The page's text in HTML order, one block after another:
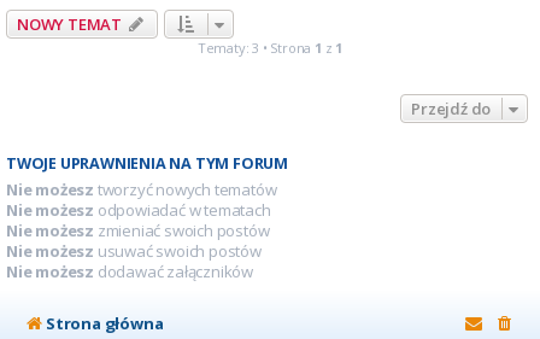
NOWY TEMAT
Tematy: 3 • Strona 1 z 1
Przejdź do
TWOJE UPRAWNIENIA NA TYM FORUM
Nie możesz tworzyć nowych tematów
Nie możesz odpowiadać w tematach
Nie możesz zmieniać swoich postów
Nie możesz usuwać swoich postów
Nie możesz dodawać załączników
Strona główna